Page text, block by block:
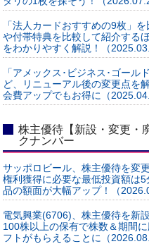
「法人カードおすすめの9枚」
や付帯特典を比較して紹介する
をわかりやすく解説！（
「アメックス･ビジネス･ゴール
ど、リニューアル後の変更点を
会費アップでもお得に（
株主優待【新設・変更・
クナンバー
サッポロビール、株主優待を変
権利獲得に必要な最低投資額は
品の額面が大幅アップ！（
電気興業(6706)、株主優待を新
100株以上の保有で株数＆期間
フトがもらえることに（